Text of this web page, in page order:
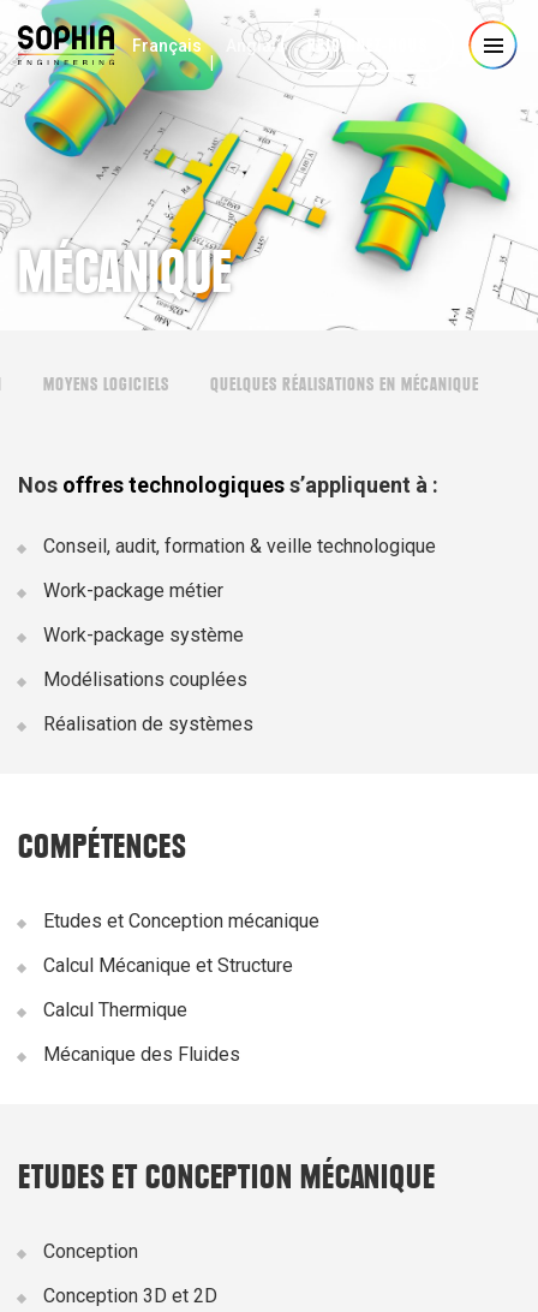
Français Anglais REJOIGNEZ-NOUS
MÉCANIQUE
MOYENS LOGICIELS QUELQUES RÉALISATIONS EN MÉCANIQUE
Nos offres technologiquess’appliquent à :
Conseil, audit, formation & veille technologique
Work-package métier
Work-package système
Modélisations couplées
Réalisation de systèmes
COMPÉTENCES
Etudes et Conception mécanique
Calcul Mécanique et Structure
Calcul Thermique
Mécanique des Fluides
ETUDES ET CONCEPTION MÉCANIQUE
Conception
Conception 3D et 2D